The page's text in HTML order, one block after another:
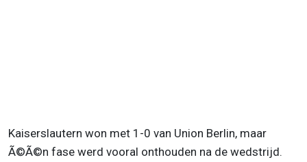
Kaiserslautern won met 1-0 van Union Berlin, maar
Ã©Ã©n fase werd vooral onthouden na de wedstrijd.